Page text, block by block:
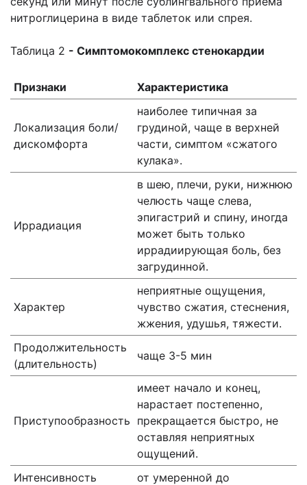
нитроглицерина в виде таблеток или спрея.
Таблица 2 - Симптомокомплекс стенокардии
Признаки Характеристика
Локализация боли/
дискомфорта
наиболее типичная за
грудиной, чаще в верхней
части, симптом «сжатого
кулака».
Иррадиация
в шею, плечи, руки, нижнюю
челюсть чаще слева,
эпигастрий и спину, иногда
может быть только
иррадиирующая боль, без
загрудинной.
Характер
неприятные ощущения,
чувство сжатия, стеснения,
жжения, удушья, тяжести.
Продолжительность
(длительность)
чаще 3-5 мин
Приступообразность
имеет начало и конец,
нарастает постепенно,
прекращается быстро, не
оставляя неприятных
ощущений.
Интенсивность
от умеренной до